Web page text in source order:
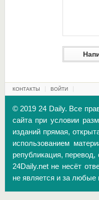
КОНТАКТЫ ВОЙТИ
© 2019 24 Daily. Все
сайта при условии
изданий прямая,
использованием
републикация,
24Daily.net не несёт
не является и за любые